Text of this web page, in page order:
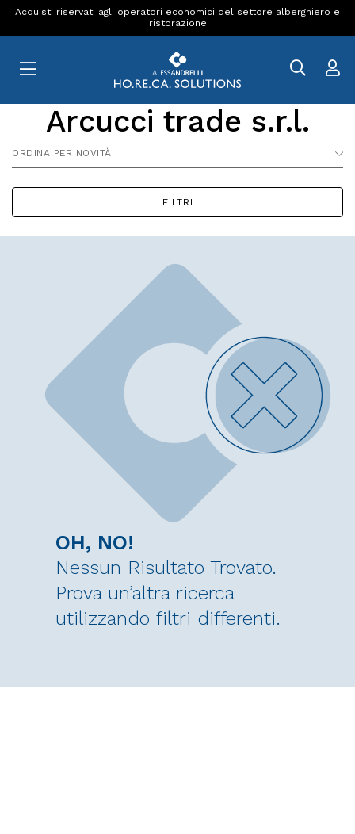
Acquisti riservati agli operatori economici del settore alberghiero e
ristorazione
Arcucci trade s.r.l.
ORDINA PER NOVITÀ
FILTRI
OH, NO!
Nessun Risultato Trovato.
Prova un’altra ricerca
utilizzando filtri differenti.